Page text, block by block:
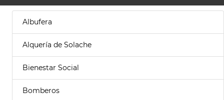
Albufera
Alquería de Solache
Bienestar Social
Bomberos